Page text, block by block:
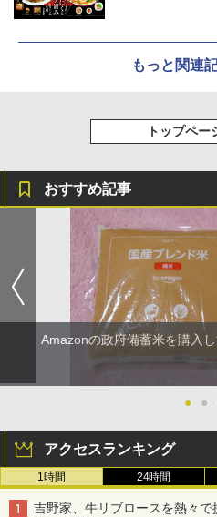
もっと関連
トップペー
おすすめ記事
Amazonの政府備蓄米を購入
● ●
アクセスランキング
1時間 24時間
吉野家、牛リブロースを熱々